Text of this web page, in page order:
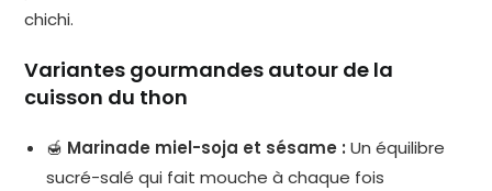
chichi.
Variantes gourmandes autour de la
cuisson du thon
🍯 Marinade miel-soja et sésame : Un équilibre
sucré-salé qui fait mouche à chaque fois